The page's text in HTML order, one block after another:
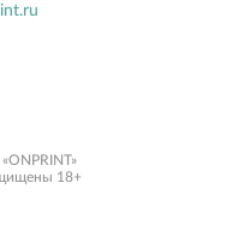
18+‎